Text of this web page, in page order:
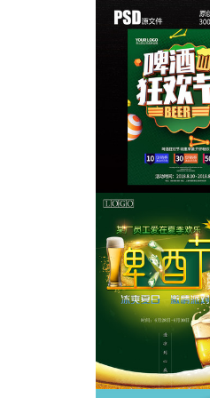
小麦啤酒广告海报
夏季啤酒节海报
啤酒节